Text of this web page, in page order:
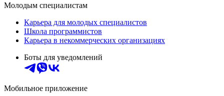
Молодым специалистам
Карьера для молодых специалистов
Школа программистов
Карьера в некоммерческих организациях
Боты для уведомлений
Мобильное приложение